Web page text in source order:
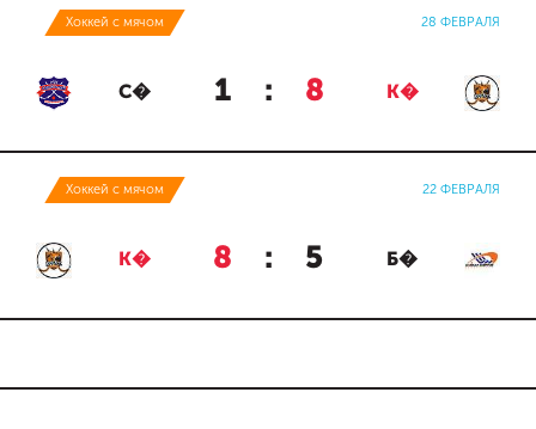
Хоккей с мячом 28 ФЕВРАЛЯ
С� 1 : 8 К�
Хоккей с мячом 22 ФЕВРАЛЯ
К� 8 : 5 Б�